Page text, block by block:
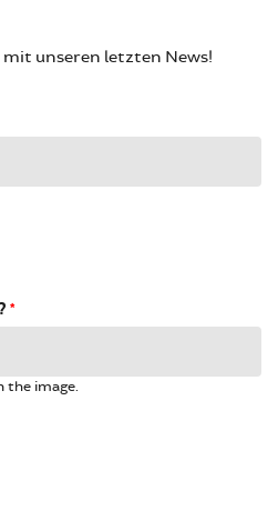
mit unseren letzten News!
*
the image.